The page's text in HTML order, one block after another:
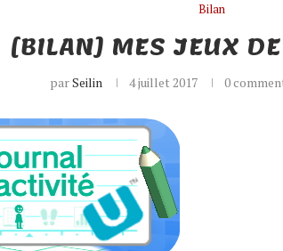
Bilan
[BILAN] MES JEUX
parSeilin 4 juillet 2017 0